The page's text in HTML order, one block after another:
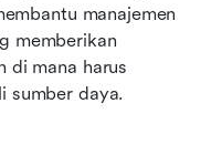
manajemen
memberikan
di mana harus
sumber daya.